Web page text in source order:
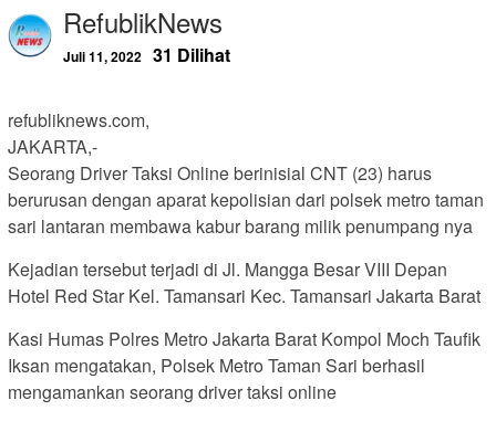
RefublikNews
Juli 11, 2022 31 Dilihat
refubliknews.com,
JAKARTA,-
Seorang Driver Taksi Online berinisial CNT (23) harus
berurusan dengan aparat kepolisian dari polsek metro taman
sari lantaran membawa kabur barang milik penumpang nya
Kejadian tersebut terjadi di Jl. Mangga Besar VIII Depan
Hotel Red Star Kel. Tamansari Kec. Tamansari Jakarta Barat
Kasi Humas Polres Metro Jakarta Barat Kompol Moch Taufik
Iksan mengatakan, Polsek Metro Taman Sari berhasil
mengamankan seorang driver taksi online